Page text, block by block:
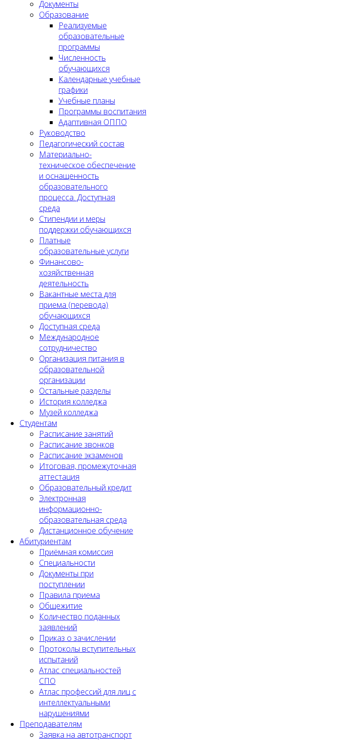
Документы
Образование
Реализуемые
образовательные
программы
Численность
обучающихся
Календарные учебные
графики
Учебные планы
Программы воспитания
Адаптивная ОППО
Руководство
Педагогический состав
Материально-
техническое обеспечение
и оснащенность
образовательного
процесса. Доступная
среда
Стипендии и меры
поддержки обучающихся
Платные
образовательные услуги
Финансово-
хозяйственная
деятельность
Вакантные места для
приема (перевода)
обучающихся
Доступная среда
Международное
сотрудничество
Организация питания в
образовательной
организации
Остальные разделы
История колледжа
Музей колледжа
Студентам
Расписание занятий
Расписание звонков
Расписание экзаменов
Итоговая, промежуточная
аттестация
Образовательный кредит
Электронная
информационно-
образовательная среда
Дистанционное обучение
Абитуриентам
Приёмная комиссия
Специальности
Документы при
поступлении
Правила приема
Общежитие
Количество поданных
заявлений
Приказ о зачислении
Протоколы вступительных
испытаний
Атлас специальностей
СПО
Атлас профессий для лиц с
интеллектуальными
нарушениями
Преподавателям
Заявка на автотранспорт